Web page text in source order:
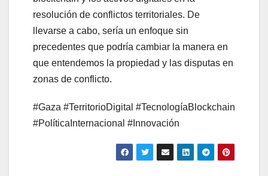
resolución de conflictos territoriales. De
llevarse a cabo, sería un enfoque sin
precedentes que podría cambiar la manera en
que entendemos la propiedad y las disputas en
zonas de conflicto.
#Gaza #TerritorioDigital #TecnologíaBlockchain
#PolíticaInternacional #Innovación